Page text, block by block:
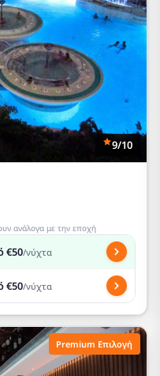
9/10
ανάλογα με την εποχή
€50/νύχτα
€50/νύχτα
Premium Επιλογή